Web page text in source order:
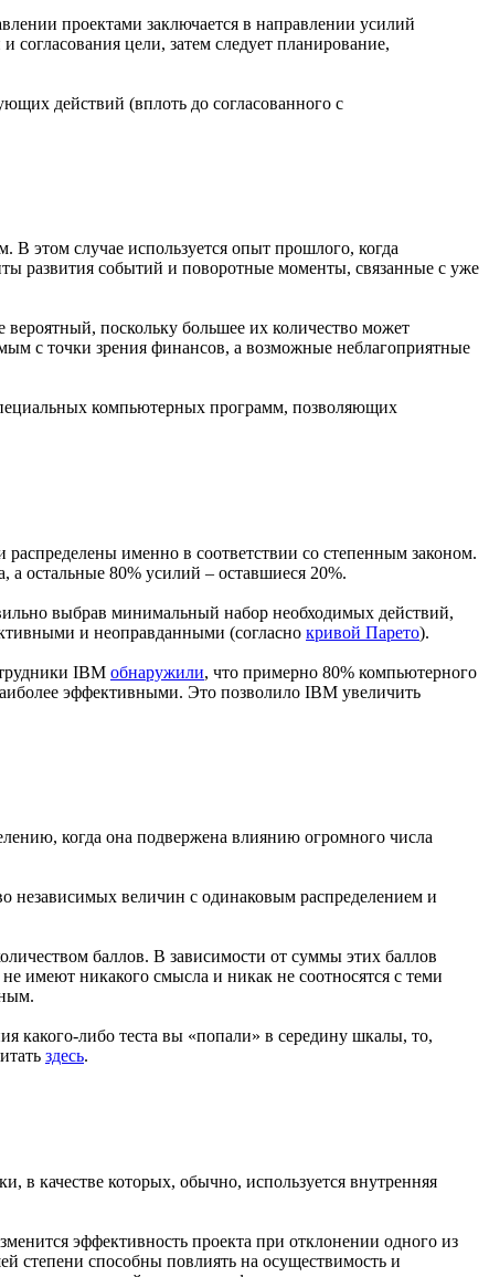
проектами заключается в направлении усилий
цели, затем следует планирование,
действий (вплоть до согласованного с
В этом случае используется опыт прошлого, когда
развития событий и поворотные моменты, связанные с уже
поскольку большее их количество может
с точки зрения финансов, а возможные неблагоприятные
компьютерных программ, позволяющих
именно в соответствии со степенным законом.
а остальные 80% усилий – оставшиеся 20%.
выбрав минимальный набор необходимых действий,
и неоправданными (согласно кривой Парето).
IBM обнаружили, что примерно 80% компьютерного
эффективными. Это позволило IBM увеличить
когда она подвержена влиянию огромного числа
независимых величин с одинаковым распределением и
баллов. В зависимости от суммы этих баллов
имеют никакого смысла и никак не соотносятся с теми
какого-либо теста вы «попали» в середину шкалы, то,
здесь.
в качестве которых, обычно, используется внутренняя
эффективность проекта при отклонении одного из
степени способны повлиять на осуществимость и